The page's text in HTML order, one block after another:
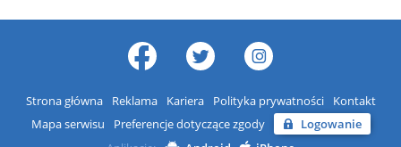
Strona główna Reklama Kariera Polityka prywatności
Kontakt
Mapa serwisu
Preferencje dotyczące zgody
Logowanie